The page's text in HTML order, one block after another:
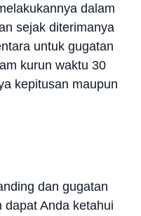
dalam
sejak diterimanya
untuk gugatan
kurun waktu 30
kepitusan maupun
dan gugatan
dapat Anda ketahui